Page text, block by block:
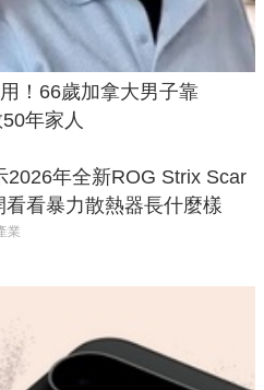
！66歲加拿大男子靠
年家人
2026年全新ROG Strix Scar
看看暴力散熱器長什麼樣
業